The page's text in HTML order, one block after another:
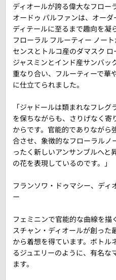
ディオールが誇る偉大なフロー
オードゥ パルファンは、オー
ディテールに至るまで趣向を凝
フローラル フルーティー ノー
センスとトルコ産のダマスク
ジャスミンとインド産サンバッ
重なり合い、フルーティーで華
に仕立てられました。
「ジャドールは類まれなフレ
を保ちながらも、さりげなく寄
からです。官能的でありながら
合させ、象徴的なフローラルノ
ったく新しいアンサンブルへと
の花を表現しているのです。」
フランソワ・ドゥマシー、ディ
ー
フェミニンで官能的な曲線を描
スチャン・ディオールが創った
から着想を得ています。ボトル
るジュエリーのように、有名な
ます。